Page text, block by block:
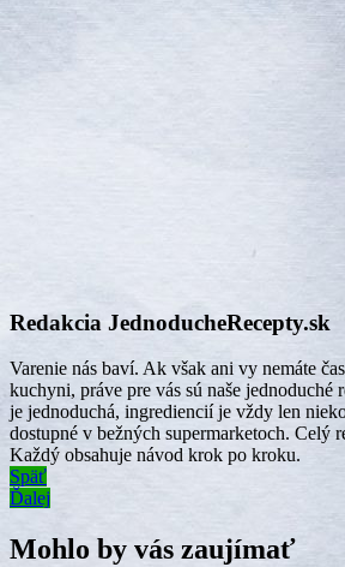
Redakcia JednoducheRecepty.sk
Varenie nás baví. Ak však ani vy nemáte
kuchyni, práve pre vás sú naše jednoduché
je jednoduchá, ingrediencií je vždy len
dostupné v bežných supermarketoch. Celý
Každý obsahuje návod krok po kroku.
Navigácia
v
článku
Späť
Ďalej
Mohlo by vás zaujímať